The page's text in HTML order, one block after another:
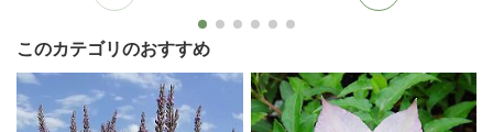
このカテゴリのおすすめ